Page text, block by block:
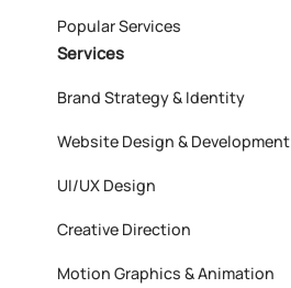
Popular Services
Services
Brand Strategy & Identity
Website Design & Development
UI/UX Design
Creative Direction
Motion Graphics & Animation